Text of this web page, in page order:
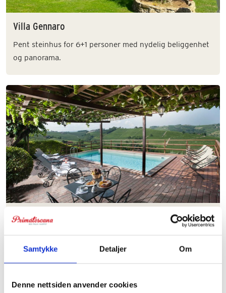
Samtykke Detaljer Om
Denne nettsiden anvender cookies
Villa Gennaro
Pent steinhus for 6+1 personer med nydelig beliggenhet
og panorama.
Agriturismo Nebbiolo
Et lite paradis i hjertet av Langhe ikke langt fra Alba i
Piemonte. Her bor man på en aktiv vingård, som tilbyr
pene rom og leiligheter.